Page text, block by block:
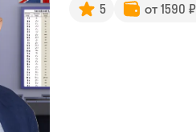
5 от 1590